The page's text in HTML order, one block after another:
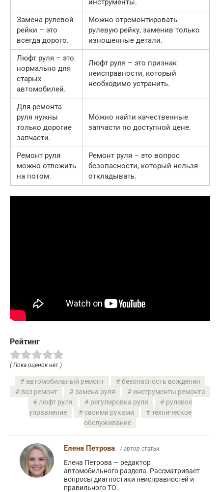
инструменты.
Замена рулевой
рейки – это
всегда дорого.
Можно отремонтировать
рулевую рейку, заменив только
изношенные детали.
Люфт руля – это
нормально для
старых
автомобилей.
Люфт руля – это признак
неисправности, который
необходимо устранить.
Для ремонта
руля нужны
только дорогие
запчасти.
Можно найти качественные
запчасти по доступной цене.
Ремонт руля
можно отложить
на потом.
Ремонт руля – это вопрос
безопасности, который нельзя
откладывать.
Рейтинг
( Пока оценок нет )
автомобильный ремонт
безопасность вождения
ваз ремонт
замена руля
инструменты ремонта
люфт руля
регулировка руля
рулевое
управление
своими руками
техническое
обслуживание
Елена Петрова / автор статьи
Елена Петрова — редактор
автомобильного раздела. Рассматривает
вопросы диагностики неисправностей и
правильного ТО.